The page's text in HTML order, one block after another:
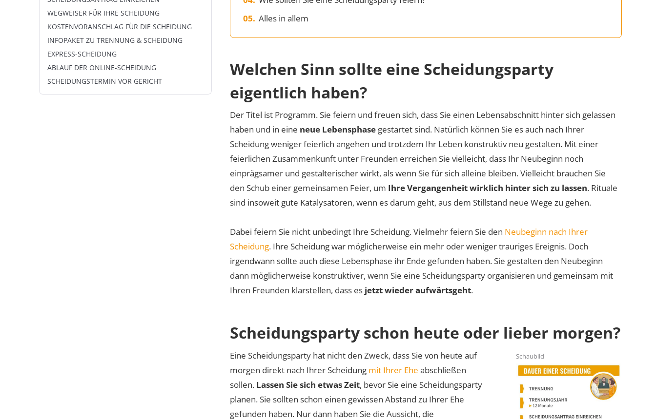
WEGWEISER FÜR IHRE SCHEIDUNG
KOSTENVORANSCHLAG FÜR DIE SCHEIDUNG
INFOPAKET ZU TRENNUNG & SCHEIDUNG
EXPRESS-SCHEIDUNG
ABLAUF DER ONLINE-SCHEIDUNG
SCHEIDUNGSTERMIN VOR GERICHT
Alles in allem
Welchen Sinn sollte eine Scheidungsparty
eigentlich haben?
Der Titel ist Programm. Sie feiern und freuen sich, dass Sie einen Lebensabschnitt hinter sich gelassen
haben und in eine neue Lebensphase gestartet sind. Natürlich können Sie es auch nach Ihrer
Scheidung weniger feierlich angehen und trotzdem Ihr Leben konstruktiv neu gestalten. Mit einer
feierlichen Zusammenkunft unter Freunden erreichen Sie vielleicht, dass Ihr Neubeginn noch
einprägsamer und gestalterischer wirkt, als wenn Sie für sich alleine bleiben. Vielleicht brauchen Sie
den Schub einer gemeinsamen Feier, um Ihre Vergangenheit wirklich hinter sich zu lassen. Rituale
sind insoweit gute Katalysatoren, wenn es darum geht, aus dem Stillstand neue Wege zu gehen.
Dabei feiern Sie nicht unbedingt Ihre Scheidung. Vielmehr feiern Sie den Neubeginn nach Ihrer
Scheidung. Ihre Scheidung war möglicherweise ein mehr oder weniger trauriges Ereignis. Doch
irgendwann sollte auch diese Lebensphase ihr Ende gefunden haben. Sie gestalten den Neubeginn
dann möglicherweise konstruktiver, wenn Sie eine Scheidungsparty organisieren und gemeinsam mit
Ihren Freunden klarstellen, dass es jetzt wieder aufwärtsgeht.
Scheidungsparty schon heute oder lieber morgen?
Schaubild
Eine Scheidungsparty hat nicht den Zweck, dass Sie von heute auf
morgen direkt nach Ihrer Scheidung mit Ihrer Ehe abschließen
sollen. Lassen Sie sich etwas Zeit, bevor Sie eine Scheidungsparty
planen. Sie sollten schon einen gewissen Abstand zu Ihrer Ehe
gefunden haben. Nur dann haben Sie die Aussicht, die